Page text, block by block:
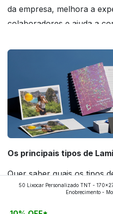
da empresa, melhora a
colaboradores e ajuda a
Os principais tipos de
Quer saber quais os tipos
aplicados nos impressos
continue a leitura que
50 Lixocar Personalizado TNT -
Enobrecimento -